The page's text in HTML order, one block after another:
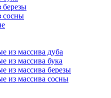
березы
сосны
из массива дуба
из массива бука
из массива березы
из массива сосны